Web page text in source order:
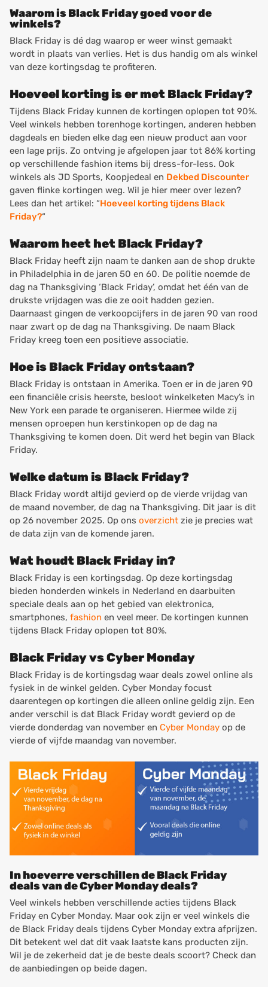
Waarom is Black Friday goed voor de
winkels?
Black Friday is dé dag waarop er weer winst gemaakt
wordt in plaats van verlies. Het is dus handig om als winkel
van deze kortingsdag te profiteren.
Hoeveel korting is er met Black Friday?
Tijdens Black Friday kunnen de kortingen oplopen tot 90%.
Veel winkels hebben torenhoge kortingen, anderen hebben
dagdeals en bieden elke dag een nieuw product aan voor
een lage prijs. Zo ontving je afgelopen jaar tot 86% korting
op verschillende fashion items bij dress-for-less. Ook
winkels als JD Sports, Koopjedeal en Dekbed Discounter
gaven flinke kortingen weg. Wil je hier meer over lezen?
Lees dan het artikel: “Hoeveel korting tijdens Black
Friday?“
Waarom heet het Black Friday?
Black Friday heeft zijn naam te danken aan de shop drukte
in Philadelphia in de jaren 50 en 60. De politie noemde de
dag na Thanksgiving ‘Black Friday’, omdat het één van de
drukste vrijdagen was die ze ooit hadden gezien.
Daarnaast gingen de verkoopcijfers in de jaren 90 van rood
naar zwart op de dag na Thanksgiving. De naam Black
Friday kreeg toen een positieve associatie.
Hoe is Black Friday ontstaan?
Black Friday is ontstaan in Amerika. Toen er in de jaren 90
een financiële crisis heerste, besloot winkelketen Macy’s in
New York een parade te organiseren. Hiermee wilde zij
mensen oproepen hun kerstinkopen op de dag na
Thanksgiving te komen doen. Dit werd het begin van Black
Friday.
Welke datum is Black Friday?
Black Friday wordt altijd gevierd op de vierde vrijdag van
de maand november, de dag na Thanksgiving. Dit jaar is dit
op 26 november 2025. Op ons overzicht zie je precies wat
de data zijn van de komende jaren.
Wat houdt Black Friday in?
Black Friday is een kortingsdag. Op deze kortingsdag
bieden honderden winkels in Nederland en daarbuiten
speciale deals aan op het gebied van elektronica,
smartphones, fashion en veel meer. De kortingen kunnen
tijdens Black Friday oplopen tot 80%.
Black Friday vs Cyber Monday
Black Friday is de kortingsdag waar deals zowel online als
fysiek in de winkel gelden. Cyber Monday focust
daarentegen op kortingen die alleen online geldig zijn. Een
ander verschil is dat Black Friday wordt gevierd op de
vierde donderdag van november en Cyber Monday op de
vierde of vijfde maandag van november.
In hoeverre verschillen de Black Friday
deals van de Cyber Monday deals?
Veel winkels hebben verschillende acties tijdens Black
Friday en Cyber Monday. Maar ook zijn er veel winkels die
de Black Friday deals tijdens Cyber Monday extra afprijzen.
Dit betekent wel dat dit vaak laatste kans producten zijn.
Wil je de zekerheid dat je de beste deals scoort? Check dan
de aanbiedingen op beide dagen.